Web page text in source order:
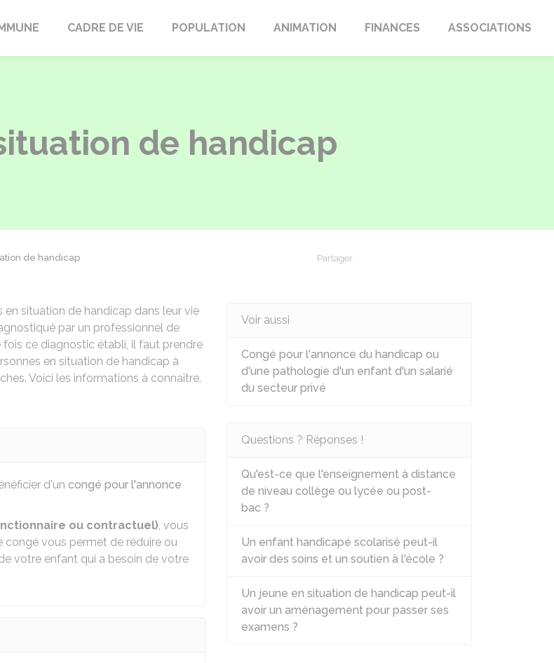
CADRE DE VIE POPULATION ANIMATION FINANCES ASSOCIATIONS
de handicap
de handicap Partager
situation de handicap dans leur vie
par un professionnel de
ce diagnostic établi, il faut prendre
en situation de handicap à
Voici les informations à connaître.
d'un congé pour l'annonce
ou contractuel), vous
congé vous permet de réduire ou
votre enfant qui a besoin de votre
Voir aussi
Congé pour l'annonce du handicap ou
d'une pathologie d'un enfant d'un salarié
du secteur privé
Questions ? Réponses !
Qu'est-ce que l'enseignement à distance
de niveau collège ou lycée ou post-
bac ?
Un enfant handicapé scolarisé peut-il
avoir des soins et un soutien à l'école ?
Un jeune en situation de handicap peut-il
avoir un aménagement pour passer ses
examens ?